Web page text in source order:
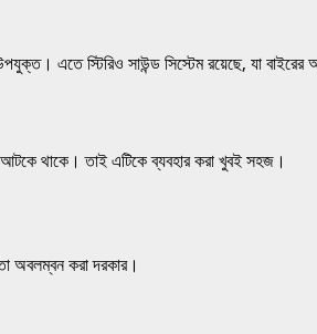
এতে স্টিরিও সাউন্ড সিস্টেম রয়েছে, যা বাইরের
থাকে। তাই এটিকে ব্যবহার করা খুবই সহজ।
অবলম্বন করা দরকার।